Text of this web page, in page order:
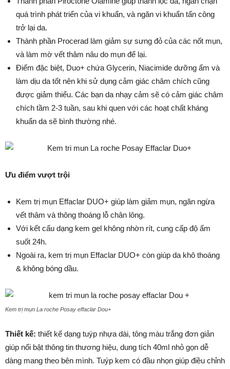
quá trình phát triển của vi khuẩn, và ngăn vi khuẩn tấn công
trở lại da.
Thành phần Procerad làm giảm sự sưng đỏ của các nốt mụn,
và làm mờ vết thâm nâu do mụn để lại.
Điểm đặc biệt, Duo+ chứa Glycerin, Niacimide dưỡng ẩm và
làm dịu da tốt nên khi sử dụng cảm giác châm chích cũng
được giảm thiểu. Các bạn da nhạy cảm sẽ có cảm giác châm
chích tầm 2-3 tuần, sau khi quen với các hoạt chất kháng
khuẩn da sẽ bình thường nhé.
Ưu điểm vượt trội
Kem trị mụn Effaclar DUO+ giúp làm giảm mụn, ngăn ngừa
vết thâm và thông thoáng lỗ chân lông.
Với kết cấu dạng kem gel không nhờn rít, cung cấp độ ẩm
suốt 24h.
Ngoài ra, kem trị mụn Effaclar DUO+ còn giúp da khô thoáng
& không bóng dầu.
Kem trị mụn La roche Posay effaclar Dou+
Thiết kế: thiết kế dạng tuýp nhựa dài, tông màu trắng đơn giản
giúp nổi bật thông tin thương hiệu, dung tích 40ml nhỏ gọn dễ
dàng mang theo bên mình. Tuýp kem có đầu nhọn giúp điều chỉnh